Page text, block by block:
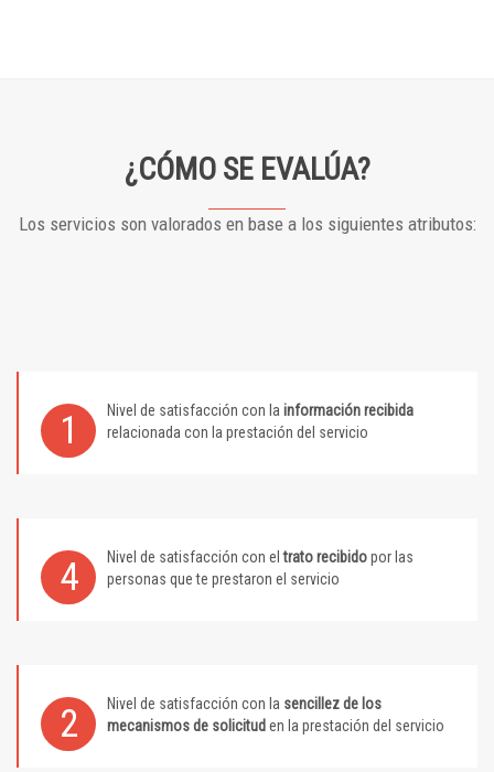
¿CÓMO SE EVALÚA?
Los servicios son valorados en base a los siguientes atributos:
1 Nivel de satisfacción con la información recibida
relacionada con la prestación del servicio
4 Nivel de satisfacción con eltrato recibidopor las
personas que te prestaron el servicio
2 Nivel de satisfacción con la sencillez de los
mecanismos de solicitud en la prestación del servicio